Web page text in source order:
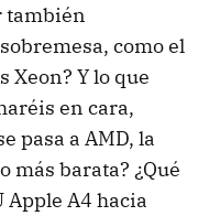
también
como el
Xeon? Y lo que
en cara,
pasa a AMD, la
barata? ¿Qué
Apple A4 hacia